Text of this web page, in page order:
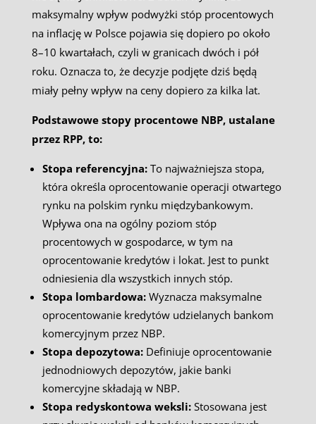
maksymalny wpływ podwyżki stóp procentowych
na inflację w Polsce pojawia się dopiero po około
8–10 kwartałach, czyli w granicach dwóch i pół
roku. Oznacza to, że decyzje podjęte dziś będą
miały pełny wpływ na ceny dopiero za kilka lat.
Podstawowe stopy procentowe NBP, ustalane
przez RPP, to:
Stopa referencyjna:To najważniejsza stopa,
która określa oprocentowanie operacji otwartego
rynku na polskim rynku międzybankowym.
Wpływa ona na ogólny poziom stóp
procentowych w gospodarce, w tym na
oprocentowanie kredytów i lokat. Jest to punkt
odniesienia dla wszystkich innych stóp.
Stopa lombardowa:Wyznacza maksymalne
oprocentowanie kredytów udzielanych bankom
komercyjnym przez NBP.
Stopa depozytowa:Definiuje oprocentowanie
jednodniowych depozytów, jakie banki
komercyjne składają w NBP.
Stopa redyskontowa weksli:Stosowana jest